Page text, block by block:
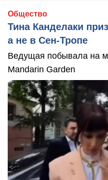
Общество
Тина Канделаки
а не в Сен-Тропе
Ведущая побывала на
Mandarin Garden